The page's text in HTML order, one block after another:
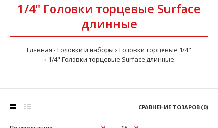
1/4" Головки торцевые Surface
длинные
Главная Головки и наборы
Головки торцевые 1/4"
1/4" Головки торцевые Surface длинные
СРАВНЕНИЕ ТОВАРОВ (0)